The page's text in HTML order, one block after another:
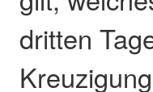
dritten